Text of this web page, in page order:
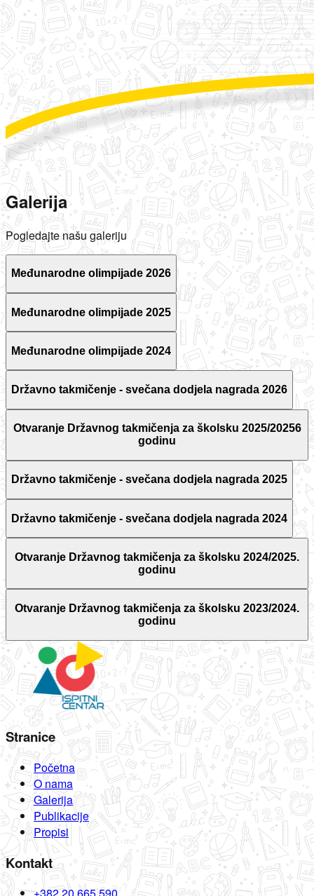
Galerija
Pogledajte našu galeriju
Međunarodne olimpijade 2026
Međunarodne olimpijade 2025
Međunarodne olimpijade 2024
Državno takmičenje - svečana dodjela nagrada 2026
Otvaranje Državnog takmičenja za školsku 2025/20256
godinu
Državno takmičenje - svečana dodjela nagrada 2025
Državno takmičenje - svečana dodjela nagrada 2024
Otvaranje Državnog takmičenja za školsku 2024/2025.
godinu
Otvaranje Državnog takmičenja za školsku 2023/2024.
godinu
Stranice
Početna
O nama
Galerija
Publikacije
Propisi
Kontakt